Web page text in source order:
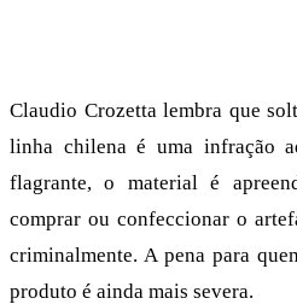
Claudio Crozetta lembra que
linha chilena é uma infração
flagrante, o material é
comprar ou confeccionar o
criminalmente. A pena para
produto é ainda mais severa.